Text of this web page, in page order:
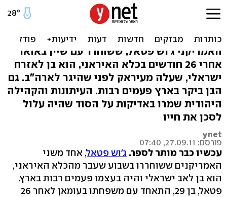
השתיקה הצילה: הסוד
הישראלי של השבוי באיראן
האמריקני ג'וש פטאל, ששוחרר עם שיין באואר
אחרי 26 חודשים בכלא האיראני, הוא בן לאזרח
ישראלי, שעלה מעיראק לפני שהיגר לארה"ב. גם
הבן ביקר בארץ פעמים רבות. העיתונות והקהילה
היהודית שמרו באדיקות על הסוד שהיה עלול
לסכן את חייו
ynet
פורסם: 27.09.11, 07:40
עכשיו כבר מותר לספר. ג'וש פטאל, אחד משני
האמריקנים ששוחררו בשבוע שעבר מהכלא האיראני,
הוא בן לאב ישראלי והיה בעצמו פעמים רבות בארץ.
פטאל, בן 29, התאחד עם משפחתו בעומאן לאחר 26